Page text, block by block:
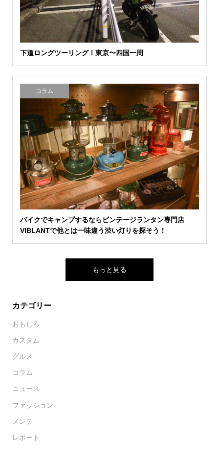
下道ロングツーリング！東京〜四国一周
コラム
バイクでキャンプするならビンテージランタン専門店
VIBLANTで他とは一味違う渋い灯りを探そう！
もっと見る
カテゴリー
おもしろ
カスタム
グルメ
コラム
ニュース
ファッション
メンテ
レポート